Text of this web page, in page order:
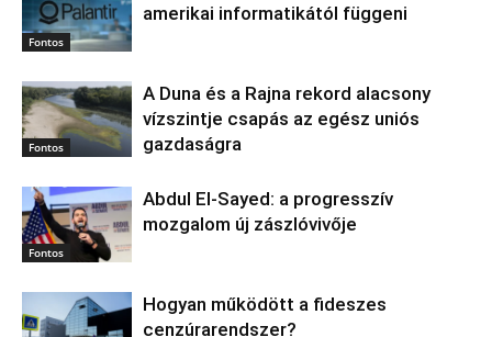
Fontos
amerikai informatikától függeni
Fontos
A Duna és a Rajna rekord alacsony
vízszintje csapás az egész uniós
gazdaságra
Fontos
Abdul El‑Sayed: a progresszív
mozgalom új zászlóvivője
Hogyan működött a fideszes
cenzúrarendszer?